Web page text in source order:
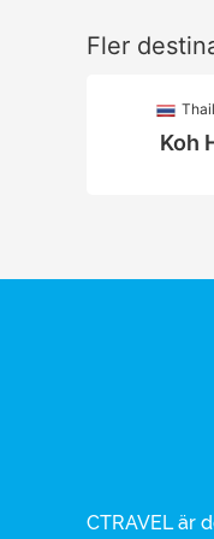
Fler
Koh
CTRAVEL är
hotell,